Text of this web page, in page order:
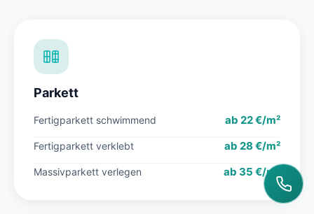
Parkett
Fertigparkett schwimmend ab 22 €/m²
Fertigparkett verklebt ab 28 €/m²
Massivparkett verlegen ab 35 €/m²